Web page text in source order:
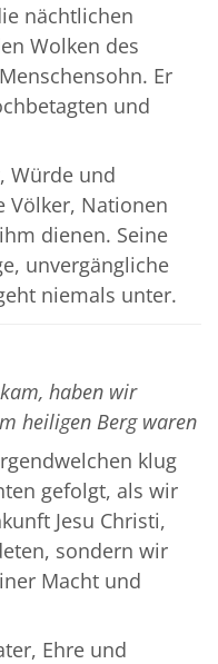
nächtlichen
Wolken des
Er
und
Würde und
Völker, Nationen
dienen. Seine
unvergängliche
niemals unter.
haben wir
heiligen Berg waren
klug
gefolgt, als wir
Jesu Christi,
sondern wir
Macht und
Ehre und